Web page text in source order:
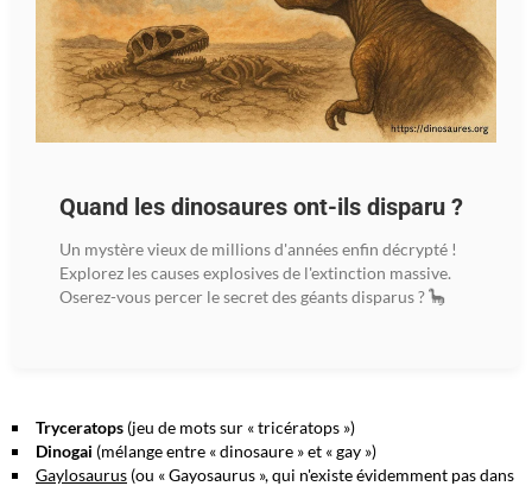
Quand les dinosaures ont-ils disparu ?
Un mystère vieux de millions d'années enfin décrypté !
Explorez les causes explosives de l'extinction massive.
Oserez-vous percer le secret des géants disparus ? 🦕
Tryceratops (jeu de mots sur « tricératops »)
Dinogai (mélange entre « dinosaure » et « gay »)
Gaylosaurus (ou « Gayosaurus », qui n'existe évidemment pas dans